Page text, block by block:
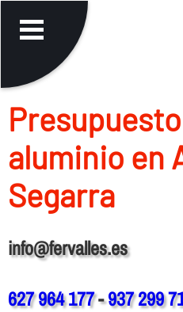
aluminio en
Segarra
info@fervalles.es
627 964 177-937 299